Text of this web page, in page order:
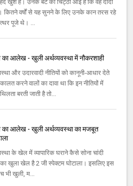
खुश हैं। उनके बेटे की चिट्ठी आई है कि वह दादी
कितने वर्षों से यह सुनने के लिए उनके कान तरस रहे
पूजे थे। ...
का आलेख - खुली अर्थव्‍यवस्‍था में नौकरशाही
और उदारवादी नीतियों को कानूनी-आधार देते
करने वालों का दावा था कि इन नीतियों में
बरती जाती है तो...
का आलेख - खुली अर्थव्‍यवस्‍था का मजबूत
के खेल में व्‍यापारिक घराने कैसे सोना चांदी
खुला खेल है 2 जी स्‍पेक्‍टम घोटाला। इसलिए इस
भी खुली, म...